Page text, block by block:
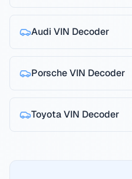
Audi VIN Decoder
PorscheVIN Decoder
ToyotaVIN Decoder